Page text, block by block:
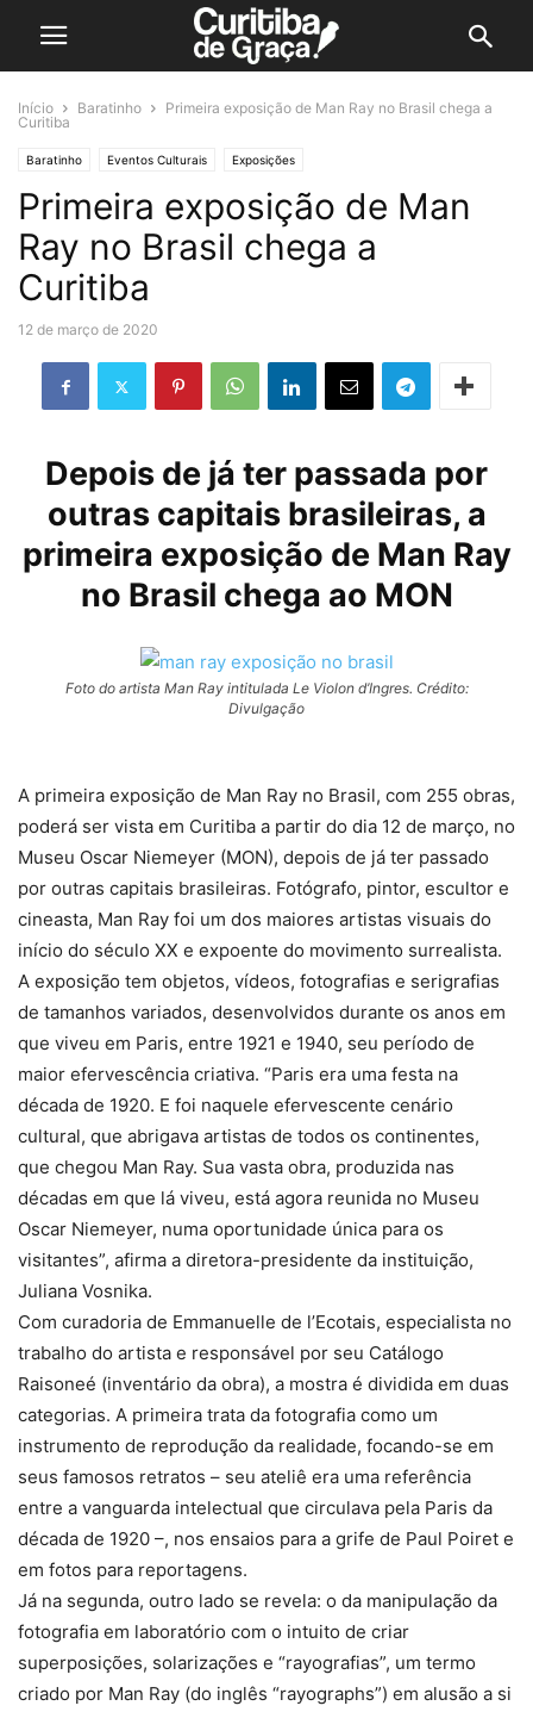
Início Baratinho
Primeira exposição de Man Ray no Brasil chega a
Curitiba
Baratinho Eventos Culturais Exposições
Primeira exposição de Man
Ray no Brasil chega a
Curitiba
12 de março de 2020
Depois de já ter passada por
outras capitais brasileiras, a
primeira exposição de Man Ray
no Brasil chega ao MON
Foto do artista Man Ray intitulada Le Violon d’Ingres. Crédito:
Divulgação
A primeira exposição de Man Ray no Brasil, com 255 obras,
poderá ser vista em Curitiba a partir do dia 12 de março, no
Museu Oscar Niemeyer (MON), depois de já ter passado
por outras capitais brasileiras. Fotógrafo, pintor, escultor e
cineasta, Man Ray foi um dos maiores artistas visuais do
início do século XX e expoente do movimento surrealista.
A exposição tem objetos, vídeos, fotografias e serigrafias
de tamanhos variados, desenvolvidos durante os anos em
que viveu em Paris, entre 1921 e 1940, seu período de
maior efervescência criativa. “Paris era uma festa na
década de 1920. E foi naquele efervescente cenário
cultural, que abrigava artistas de todos os continentes,
que chegou Man Ray. Sua vasta obra, produzida nas
décadas em que lá viveu, está agora reunida no Museu
Oscar Niemeyer, numa oportunidade única para os
visitantes”, afirma a diretora-presidente da instituição,
Juliana Vosnika.
Com curadoria de Emmanuelle de l’Ecotais, especialista no
trabalho do artista e responsável por seu Catálogo
Raisoneé (inventário da obra), a mostra é dividida em duas
categorias. A primeira trata da fotografia como um
instrumento de reprodução da realidade, focando-se em
seus famosos retratos – seu ateliê era uma referência
entre a vanguarda intelectual que circulava pela Paris da
década de 1920 –, nos ensaios para a grife de Paul Poiret e
em fotos para reportagens.
Já na segunda, outro lado se revela: o da manipulação da
fotografia em laboratório com o intuito de criar
superposições, solarizações e “rayografias”, um termo
criado por Man Ray (do inglês “rayographs”) em alusão a si